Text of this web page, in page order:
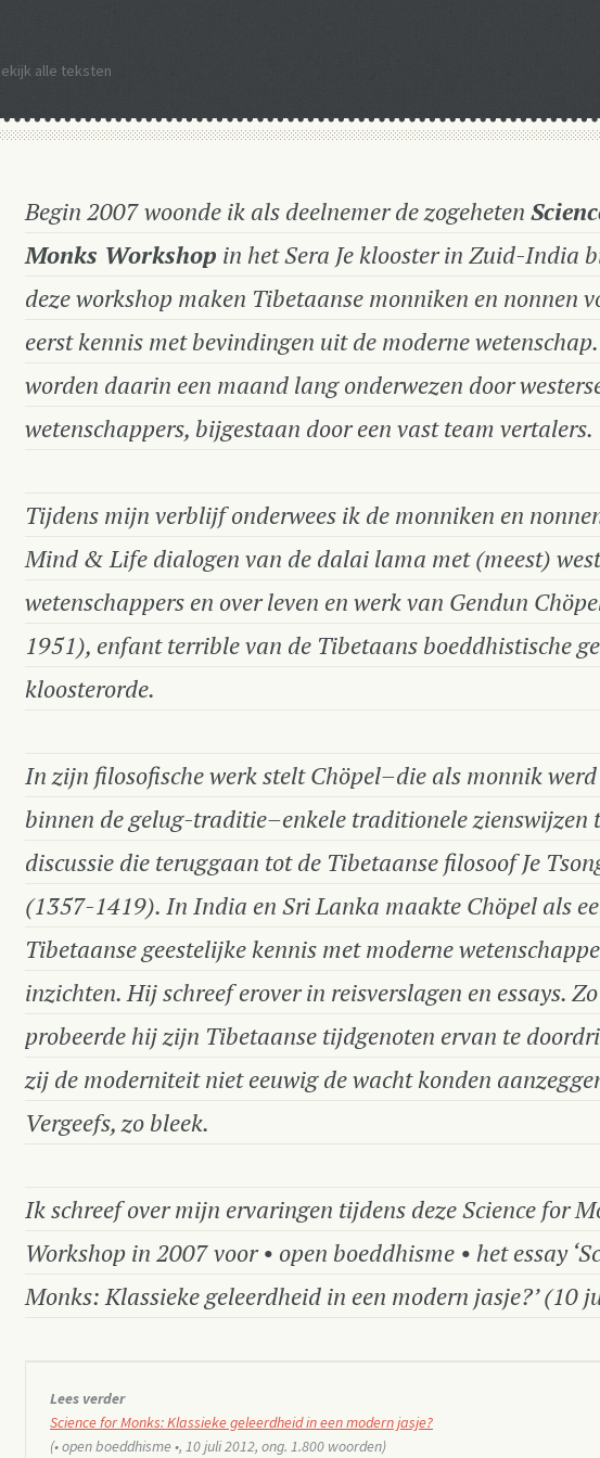
alle teksten
Begin 2007 woonde ik als deelnemer de zogeheten
Monks Workshop in het Sera Je klooster in Zuid-India
deze workshop maken Tibetaanse monniken en nonnen
eerst kennis met bevindingen uit de moderne
worden daarin een maand lang onderwezen door
wetenschappers, bijgestaan door een vast team vertalers.
Tijdens mijn verblijf onderwees ik de monniken en
Mind & Life dialogen van de dalai lama met (meest)
wetenschappers en over leven en werk van Gendun
1951), enfant terriblevan de Tibetaans boeddhistische
kloosterorde.
In zijn filosofische werk stelt Chöpel–die als monnik
binnen degelug-traditie–enkele traditionele zienswijzen
discussie die teruggaan tot de Tibetaanse filosoof Je
(1357-1419). In India en Sri Lanka maakte Chöpel als
Tibetaanse geestelijke kennis met moderne
inzichten. Hij schreef erover in reisverslagen en essays. Zo
probeerde hij zijn Tibetaanse tijdgenoten ervan te
zij de moderniteit niet eeuwig de wacht konden
Vergeefs, zo bleek.
Ik schreef over mijn ervaringen tijdens deze Science for
Workshop in 2007 voor • open boeddhisme • het essay
Monks: Klassieke geleerdheid in een modern jasje?’ (10
Lees verder
Science for Monks: Klassieke geleerdheid in een modern jasje?
(• open boeddhisme •, 10 juli 2012, ong. 1.800 woorden)